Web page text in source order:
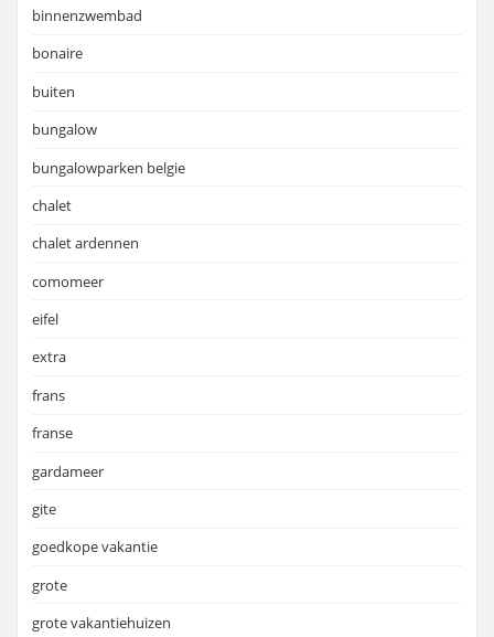
binnenzwembad
bonaire
buiten
bungalow
bungalowparken belgie
chalet
chalet ardennen
comomeer
eifel
extra
frans
franse
gardameer
gite
goedkope vakantie
grote
grote vakantiehuizen